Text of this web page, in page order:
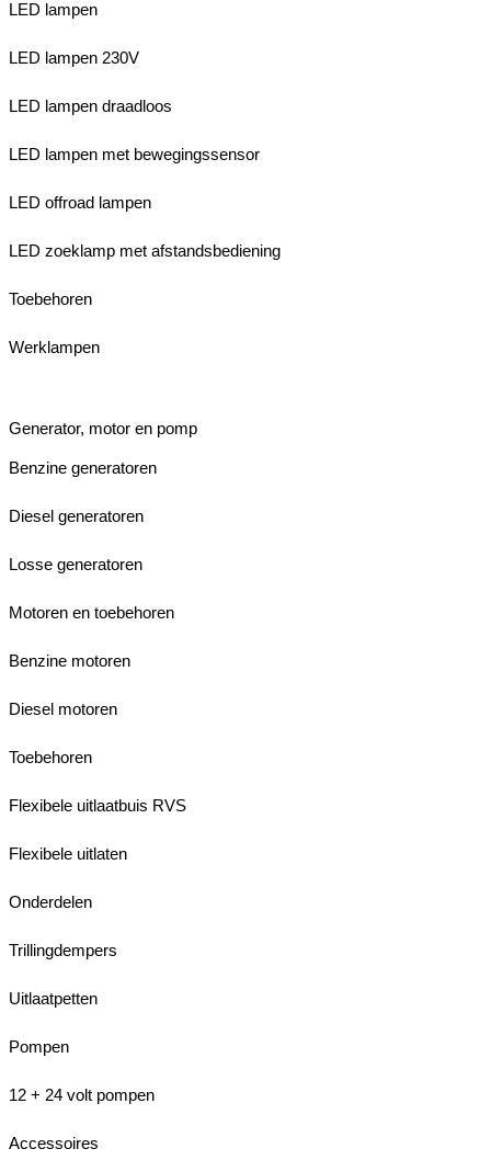
LED lampen
LED lampen 230V
LED lampen draadloos
LED lampen met bewegingssensor
LED offroad lampen
LED zoeklamp met afstandsbediening
Toebehoren
Werklampen
Generator, motor en pomp
Benzine generatoren
Diesel generatoren
Losse generatoren
Motoren en toebehoren
Benzine motoren
Diesel motoren
Toebehoren
Flexibele uitlaatbuis RVS
Flexibele uitlaten
Onderdelen
Trillingdempers
Uitlaatpetten
Pompen
12 + 24 volt pompen
Accessoires